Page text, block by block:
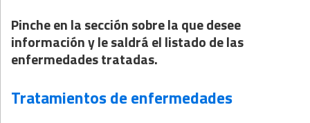
Pinche en la sección sobre la que desee
información y le saldrá el listado de las
enfermedades tratadas.
Tratamientos de enfermedades